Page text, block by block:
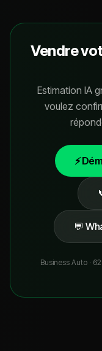
Vendre
Estimation IA
voulez
⚡
💬
Business Auto ·